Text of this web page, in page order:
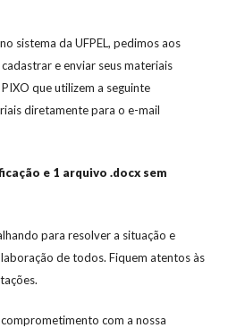
sistema da UFPEL, pedimos aos
e enviar seus materiais
que utilizem a seguinte
diretamente para o e-mail
e 1 arquivo .docx sem
para resolver a situação e
de todos. Fiquem atentos às
com a nossa